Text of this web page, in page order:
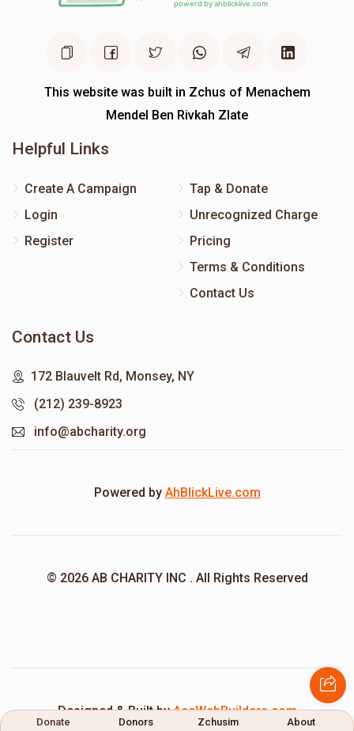
This website was built in Zchus of Menachem
Mendel Ben Rivkah Zlate
Helpful Links
Create A Campaign
Login
Register
Tap & Donate
Unrecognized Charge
Pricing
Terms & Conditions
Contact Us
Contact Us
172 Blauvelt Rd, Monsey, NY
(212) 239-8923
info@abcharity.org
Powered by AhBlickLive.com
© 2026 AB CHARITY INC . All Rights Reserved
Designed & Built byAceWebBuilders.com
Donate Donors Zchusim About